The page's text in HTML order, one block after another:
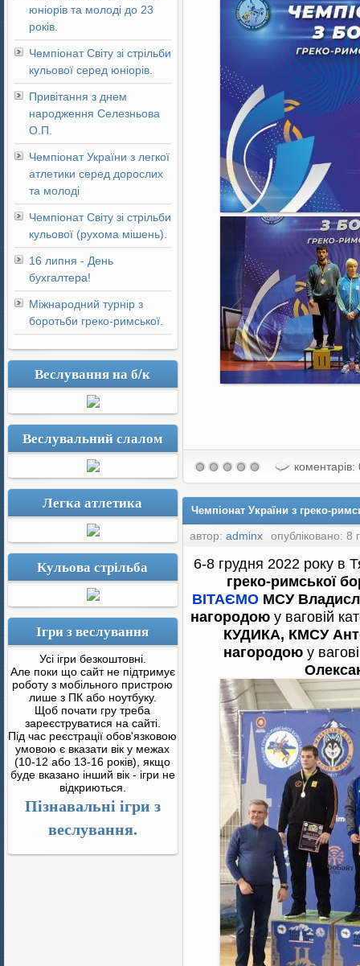
юніорів та молоді до 23
років.
Чемпіонат Світу зі стрільби
кульової серед юніорів.
Привітання з днем
народження Селезньова
О.П.
Чемпіонат України з легкої
атлетики серед дорослих
та молоді
Чемпіонат Світу зі стрільби
кульової (рухома мішень).
16 липня - День
бухгалтера!
Міжнародний турнір з
боротьби греко-римської.
Веслування на б/к
Веслувальний слалом
Легка атлетика
Кульова стрільба
Ігри з веслування
Усі ігри безкоштовні.
Але поки що сайт не підтримує
роботу з мобільного пристрою
лише з ПК або ноутбуку.
Щоб почати гру треба
зареєструватися на сайті.
Під час реєстрації обов'язковою
умовою є вказати вік у межах
(10-12 або 13-16 років), якщо
буде вказано інший вік - ігри не
відкриються.
Пізнавальні ігри з
веслування.
коментарів:
Чемпіонат України з греко-
автор: adminx опубліковано: 8
6-8 грудня 2022 року в
греко-римської
ВІТАЄМО МСУ
нагородою у ваговій
КУДИКА, КМСУ
нагородою у